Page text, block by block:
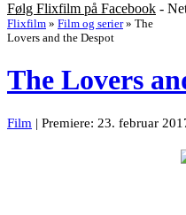
Følg Flixfilm på Facebook -
Flixfilm » Film og serier » The
Lovers and the Despot
The Lovers
Film | Premiere: 23. februar